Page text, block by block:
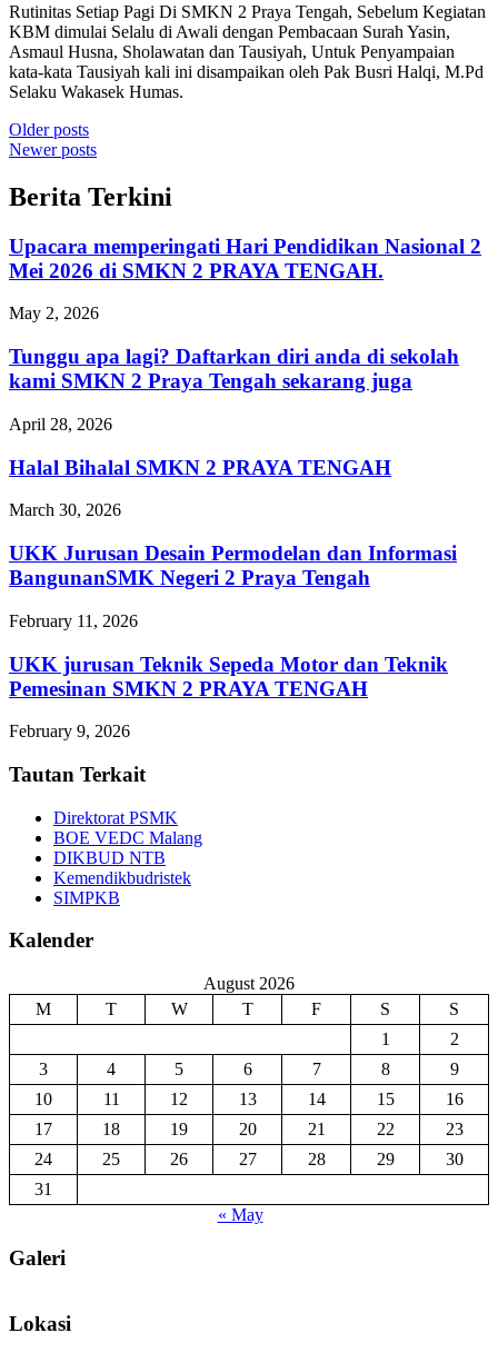
Rutinitas Setiap Pagi Di SMKN 2 Praya Tengah, Sebelum Kegiatan
KBM dimulai Selalu di Awali dengan Pembacaan Surah Yasin,
Asmaul Husna, Sholawatan dan Tausiyah, Untuk Penyampaian
kata-kata Tausiyah kali ini disampaikan oleh Pak Busri Halqi, M.Pd
Selaku Wakasek Humas.
Posts
navigation
Older posts
Newer posts
Berita Terkini
Upacara memperingati Hari Pendidikan Nasional 2
Mei 2026 di SMKN 2 PRAYA TENGAH.
May 2, 2026
Tunggu apa lagi? Daftarkan diri anda di sekolah
kami SMKN 2 Praya Tengah sekarang juga
April 28, 2026
Halal Bihalal SMKN 2 PRAYA TENGAH
March 30, 2026
UKK Jurusan Desain Permodelan dan Informasi
BangunanSMK Negeri 2 Praya Tengah
February 11, 2026
UKK jurusan Teknik Sepeda Motor dan Teknik
Pemesinan SMKN 2 PRAYA TENGAH
February 9, 2026
Tautan Terkait
Direktorat PSMK
BOE VEDC Malang
DIKBUD NTB
Kemendikbudristek
SIMPKB
Kalender
August 2026
M
T W T F S
S
1
2
3
4 5 6 7 8
9
10
11 12 13 14 15
16
17
18 19 20 21 22
23
24
25 26 27 28 29
30
31
« May
Galeri
Lokasi